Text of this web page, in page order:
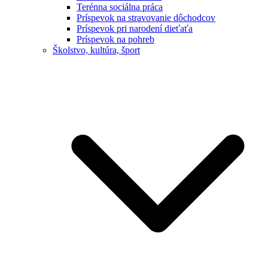
Terénna sociálna práca
Príspevok na stravovanie dôchodcov
Príspevok pri narodení dieťaťa
Príspevok na pohreb
Školstvo, kultúra, šport